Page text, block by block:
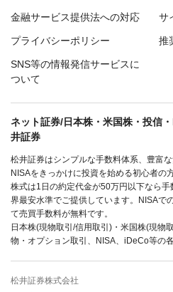
金融サービス提供法への対応 サ
プライバシーポリシー 推
SNS等の情報発信サービスに
ついて
ネット証券/日本株・米国株・投信
井証券
松井証券はシンプルな手数料体系、豊富
NISAをきっかけに投資を始める初心者の
株式は1日の約定代金が50万円以下なら
界最安水準でご提供しています。NISAで
て売買手数料が無料です。
日本株(現物取引/信用取引)・米国株(現物
物・オプション取引、NISA、iDeCo等の
松井証券株式会社